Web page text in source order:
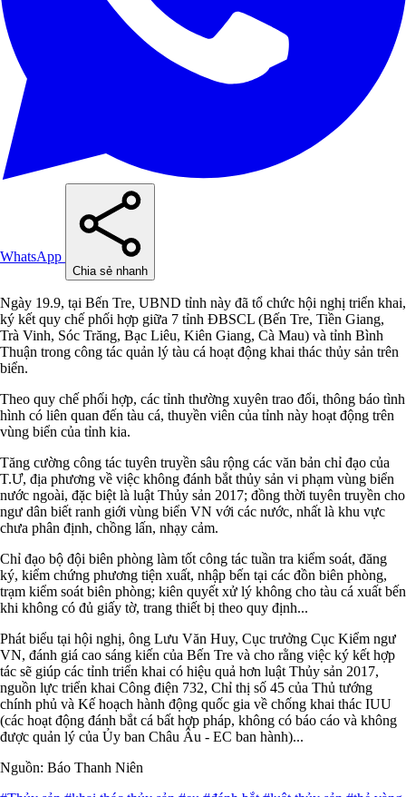
WhatsApp
Chia sẻ nhanh
Ngày 19.9, tại Bến Tre, UBND tỉnh này đã tổ chức hội nghị triển khai,
ký kết quy chế phối hợp giữa 7 tỉnh ĐBSCL (Bến Tre, Tiền Giang,
Trà Vinh, Sóc Trăng, Bạc Liêu, Kiên Giang, Cà Mau) và tỉnh Bình
Thuận trong công tác quản lý tàu cá hoạt động khai thác thủy sản trên
biển.
Theo quy chế phối hợp, các tỉnh thường xuyên trao đổi, thông báo tình
hình có liên quan đến tàu cá, thuyền viên của tỉnh này hoạt động trên
vùng biển của tỉnh kia.
Tăng cường công tác tuyên truyền sâu rộng các văn bản chỉ đạo của
T.Ư, địa phương về việc không đánh bắt thủy sản vi phạm vùng biển
nước ngoài, đặc biệt là luật Thủy sản 2017; đồng thời tuyên truyền cho
ngư dân biết ranh giới vùng biển VN với các nước, nhất là khu vực
chưa phân định, chồng lấn, nhạy cảm.
Chỉ đạo bộ đội biên phòng làm tốt công tác tuần tra kiểm soát, đăng
ký, kiểm chứng phương tiện xuất, nhập bến tại các đồn biên phòng,
trạm kiểm soát biên phòng; kiên quyết xử lý không cho tàu cá xuất bến
khi không có đủ giấy tờ, trang thiết bị theo quy định...
Phát biểu tại hội nghị, ông Lưu Văn Huy, Cục trưởng Cục Kiểm ngư
VN, đánh giá cao sáng kiến của Bến Tre và cho rằng việc ký kết hợp
tác sẽ giúp các tỉnh triển khai có hiệu quả hơn luật Thủy sản 2017,
nguồn lực triển khai Công điện 732, Chỉ thị số 45 của Thủ tướng
chính phủ và Kế hoạch hành động quốc gia về chống khai thác IUU
(các hoạt động đánh bắt cá bất hợp pháp, không có báo cáo và không
được quản lý của Ủy ban Châu Âu - EC ban hành)...
Nguồn: Báo Thanh Niên